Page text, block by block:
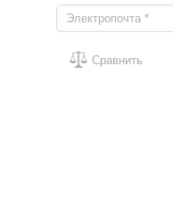
Сравнить